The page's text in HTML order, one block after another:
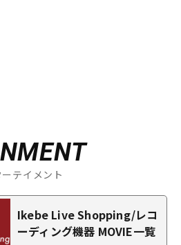
テイメント
Ikebe Live Shopping/レコ
ーディング機器 MOVIE一覧